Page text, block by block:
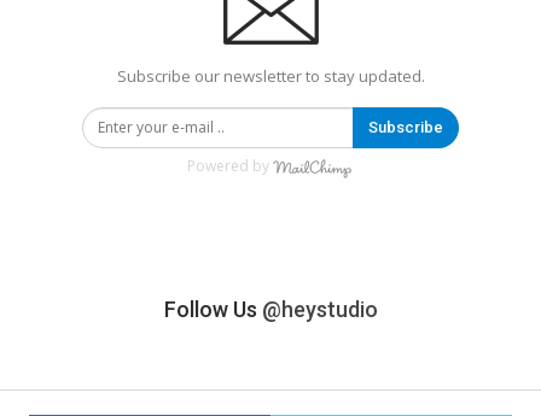
Subscribe our newsletter to stay updated.
Subscribe
Powered by
Follow Us @heystudio